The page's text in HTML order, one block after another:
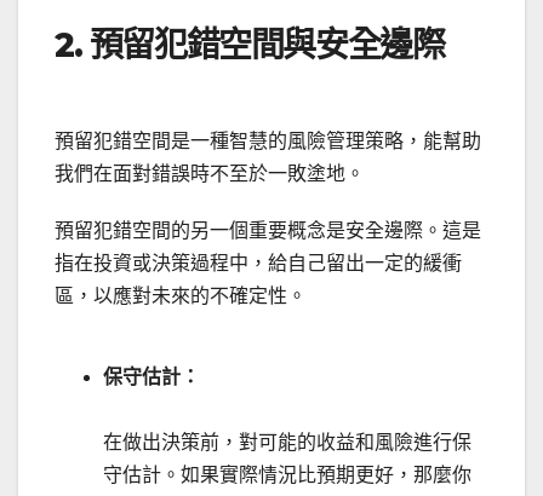
2. 預留犯錯空間與安全邊際
預留犯錯空間是一種智慧的風險管理策略，能幫助
我們在面對錯誤時不至於一敗塗地。
預留犯錯空間的另一個重要概念是安全邊際。這是
指在投資或決策過程中，給自己留出一定的緩衝
區，以應對未來的不確定性。
保守估計：
在做出決策前，對可能的收益和風險進行保
守估計。如果實際情況比預期更好，那麼你